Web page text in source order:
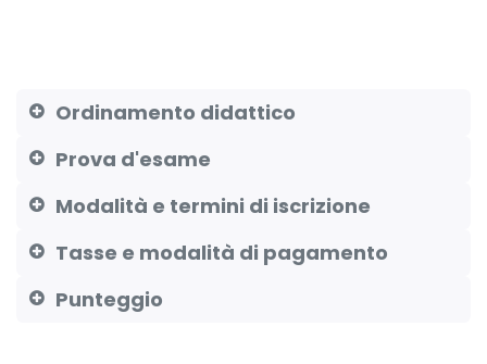
Ordinamento didattico
Prova d'esame
Modalità e termini di iscrizione
Tasse e modalità di pagamento
Punteggio